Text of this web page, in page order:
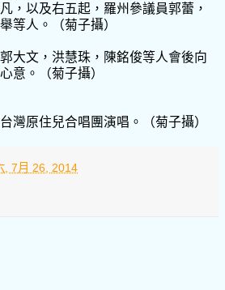
，以及右五起，羅州參議員郭蕾，
等人。（菊子攝）
大文，洪慧珠，陳銘俊等人會後向
意。（菊子攝）
灣原住兒合唱團演唱。（菊子攝）
, 7月 26, 2014